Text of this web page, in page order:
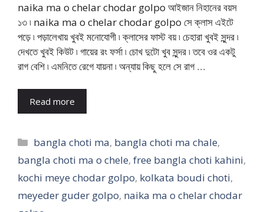
naika ma o chelar chodar golpo আইজান নিহানের বয়স
১৩ ৷ naika ma o chelar chodar golpo সে ক্লাস এইটে
পড়ে ৷ পড়ালেখায় খুবই মনোযোগী ৷ ক্লাসের ফাস্ট বয় ৷ চেহারা খুবই সুন্দর ৷
দেখতে খুবই কিউট ৷ গায়ের রং ফর্সা ৷ চোখ দুটো খুব সুন্দর ৷ তবে ওর একটু
রাগ বেশি ৷ এমনিতে রেগে যায়না ৷ অন্যায় কিছু হলে সে রাগ …
Read more
Categories
bangla choti ma, bangla choti ma chale,
bangla choti ma o chele, free bangla choti kahini,
kochi meye chodar golpo, kolkata boudi choti,
meyeder guder golpo, naika ma o chelar chodar